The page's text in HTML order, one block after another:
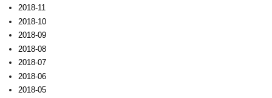
2018-11
2018-10
2018-09
2018-08
2018-07
2018-06
2018-05